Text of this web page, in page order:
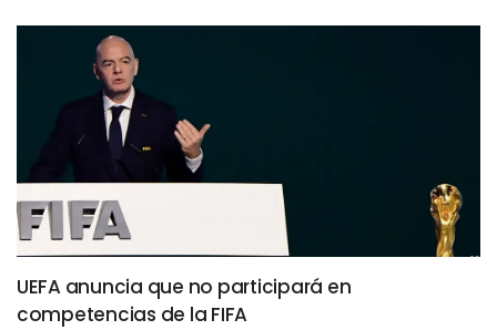
UEFA anuncia que no participará en
competencias de la FIFA